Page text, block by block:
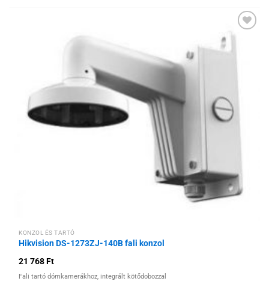
KONZOL ÉS TARTÓ
Hikvision DS-1273ZJ-140B fali konzol
21 768Ft
Fali tartó dómkamerákhoz, integrált kötődobozzal